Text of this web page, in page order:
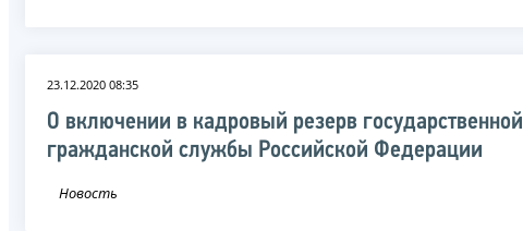
23.12.2020 08:35
О включении в кадровый резерв государственной
гражданской службы Российской Федерации
Новость